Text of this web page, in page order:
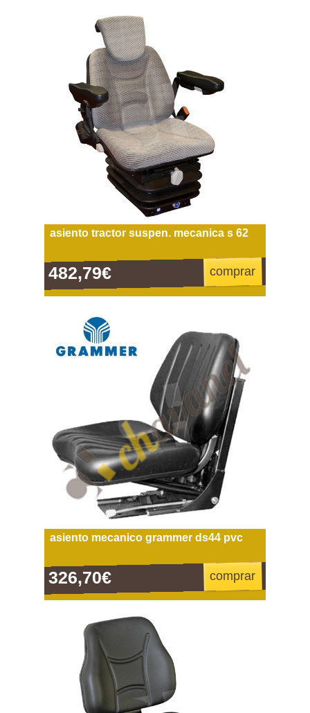
asiento tractor suspen. mecanica s 62
482,79€ comprar
asiento mecanico grammer ds44 pvc
326,70€ comprar